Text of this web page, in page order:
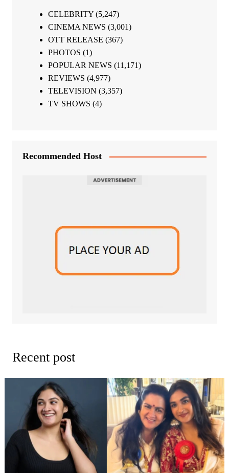
CELEBRITY(5,247)
CINEMA NEWS (3,001)
OTT RELEASE (367)
PHOTOS (1)
POPULAR NEWS (11,171)
REVIEWS (4,977)
TELEVISION (3,357)
TV SHOWS (4)
Recommended Host
Recent post